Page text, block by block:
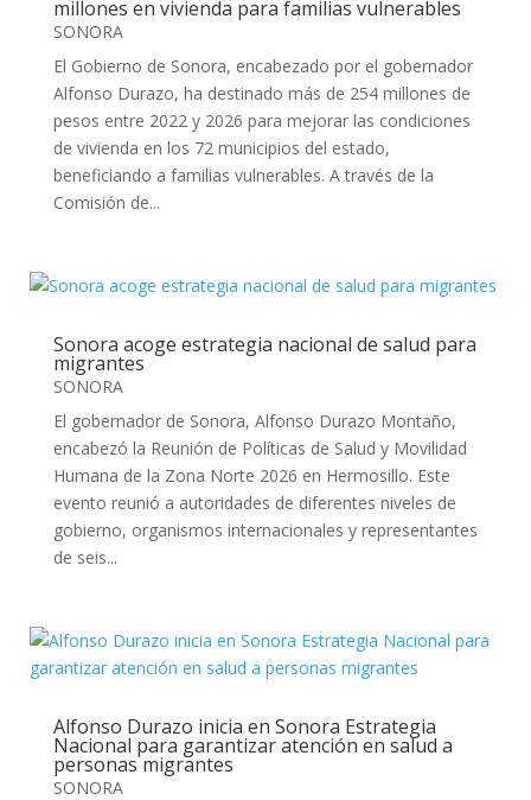
millones en vivienda para familias vulnerables
SONORA
El Gobierno de Sonora, encabezado por el gobernador
Alfonso Durazo, ha destinado más de 254 millones de
pesos entre 2022 y 2026 para mejorar las condiciones
de vivienda en los 72 municipios del estado,
beneficiando a familias vulnerables. A través de la
Comisión de...
Sonora acoge estrategia nacional de salud para
migrantes
SONORA
El gobernador de Sonora, Alfonso Durazo Montaño,
encabezó la Reunión de Políticas de Salud y Movilidad
Humana de la Zona Norte 2026 en Hermosillo. Este
evento reunió a autoridades de diferentes niveles de
gobierno, organismos internacionales y representantes
de seis...
Alfonso Durazo inicia en Sonora Estrategia
Nacional para garantizar atención en salud a
personas migrantes
SONORA